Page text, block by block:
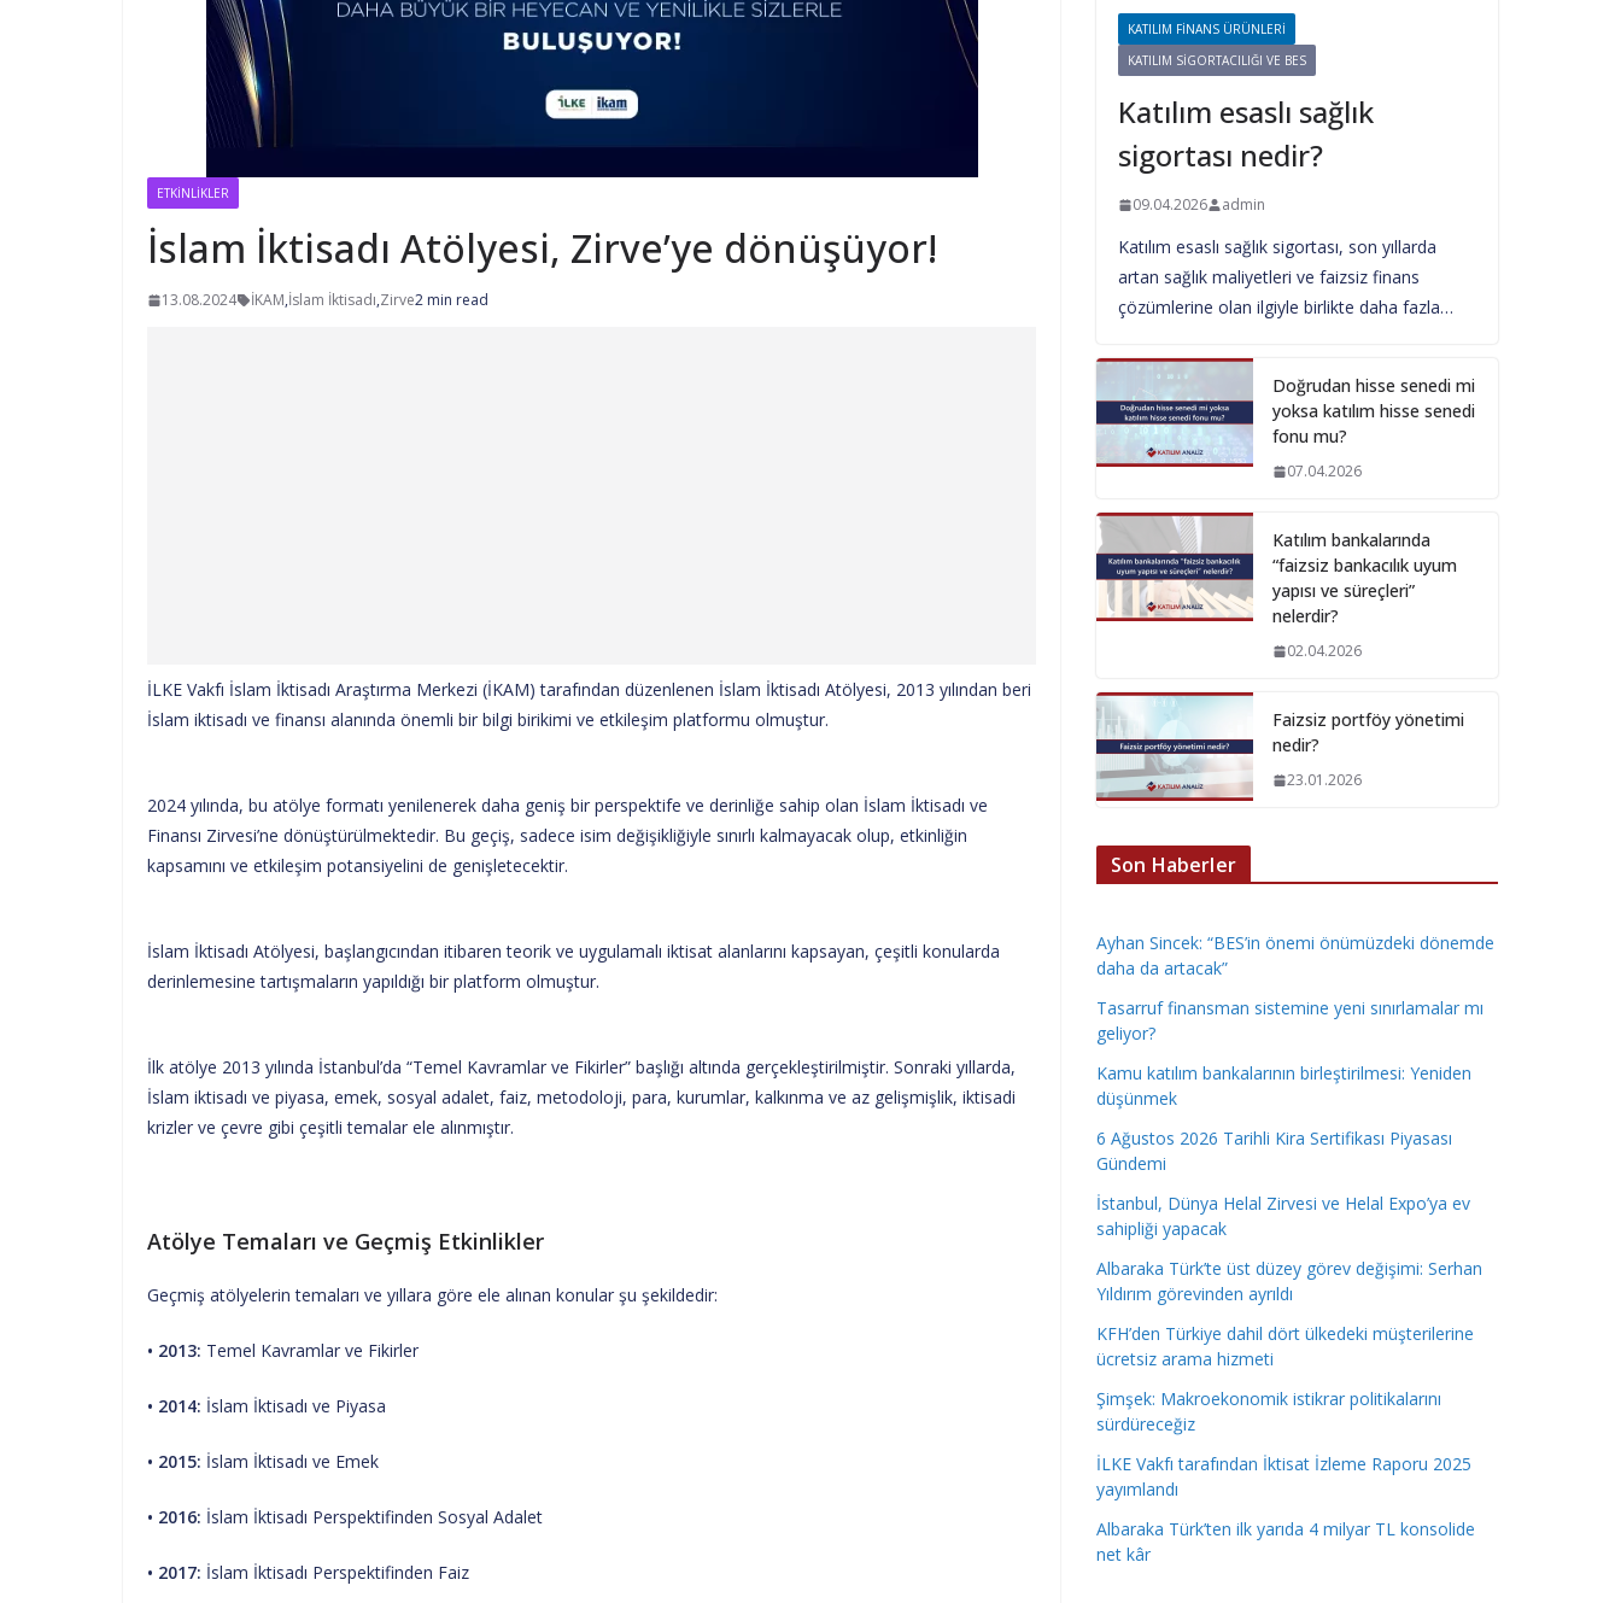
ETKINLIKLER
İslam İktisadı Atölyesi, Zirve’ye dönüşüyor!
13.08.2024 İKAM,İslam İktisadı,Zirve2 min read
İLKE Vakfı İslam İktisadı Araştırma Merkezi (İKAM) tarafından düzenlenen İslam İktisadı Atölyesi, 2013 yılından beri
İslam iktisadı ve finansı alanında önemli bir bilgi birikimi ve etkileşim platformu olmuştur.
2024 yılında, bu atölye formatı yenilenerek daha geniş bir perspektife ve derinliğe sahip olan İslam İktisadı ve
Finansı Zirvesi’ne dönüştürülmektedir. Bu geçiş, sadece isim değişikliğiyle sınırlı kalmayacak olup, etkinliğin
kapsamını ve etkileşim potansiyelini de genişletecektir.
İslam İktisadı Atölyesi, başlangıcından itibaren teorik ve uygulamalı iktisat alanlarını kapsayan, çeşitli konularda
derinlemesine tartışmaların yapıldığı bir platform olmuştur.
İlk atölye 2013 yılında İstanbul’da “Temel Kavramlar ve Fikirler” başlığı altında gerçekleştirilmiştir. Sonraki yıllarda,
İslam iktisadı ve piyasa, emek, sosyal adalet, faiz, metodoloji, para, kurumlar, kalkınma ve az gelişmişlik, iktisadi
krizler ve çevre gibi çeşitli temalar ele alınmıştır.
Atölye Temaları ve Geçmiş Etkinlikler
Geçmiş atölyelerin temaları ve yıllara göre ele alınan konular şu şekildedir:
• 2013: Temel Kavramlar ve Fikirler
• 2014: İslam İktisadı ve Piyasa
• 2015: İslam İktisadı ve Emek
• 2016: İslam İktisadı Perspektifinden Sosyal Adalet
• 2017: İslam İktisadı Perspektifinden Faiz
KATILIM FINANS ÜRÜNLERI
KATILIM SIGORTACILIĞI VE BES
Katılım esaslı sağlık
sigortası nedir?
09.04.2026 admin
Katılım esaslı sağlık sigortası, son yıllarda
artan sağlık maliyetleri ve faizsiz finans
çözümlerine olan ilgiyle birlikte daha fazla…
Doğrudan hisse senedi mi
yoksa katılım hisse senedi
fonu mu?
07.04.2026
Katılım bankalarında
“faizsiz bankacılık uyum
yapısı ve süreçleri”
nelerdir?
02.04.2026
Faizsiz portföy yönetimi
nedir?
23.01.2026
Son Haberler
Ayhan Sincek: “BES’in önemi önümüzdeki dönemde
daha da artacak”
Tasarruf finansman sistemine yeni sınırlamalar mı
geliyor?
Kamu katılım bankalarının birleştirilmesi: Yeniden
düşünmek
6 Ağustos 2026 Tarihli Kira Sertifikası Piyasası
Gündemi
İstanbul, Dünya Helal Zirvesi ve Helal Expo’ya ev
sahipliği yapacak
Albaraka Türk’te üst düzey görev değişimi: Serhan
Yıldırım görevinden ayrıldı
KFH’den Türkiye dahil dört ülkedeki müşterilerine
ücretsiz arama hizmeti
Şimşek: Makroekonomik istikrar politikalarını
sürdüreceğiz
İLKE Vakfı tarafından İktisat İzleme Raporu 2025
yayımlandı
Albaraka Türk’ten ilk yarıda 4 milyar TL konsolide
net kâr